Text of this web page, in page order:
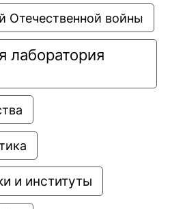
Отечественной войны
лаборатория
и институты